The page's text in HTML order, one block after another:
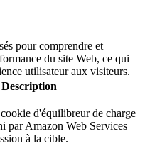
pour comprendre et
du site Web, ce qui
utilisateur aux visiteurs.
Description
d'équilibreur de charge
par Amazon Web Services
à la cible.